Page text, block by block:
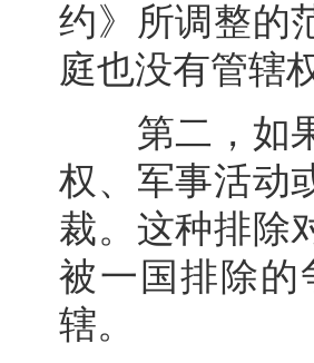
约》所调整的
庭也没有管辖
第二，如果
权、军事活动
裁。这种排除
被一国排除的
辖。